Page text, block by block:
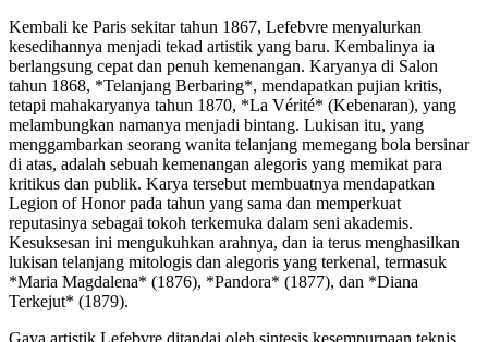
Kembali ke Paris sekitar tahun 1867, Lefebvre menyalurkan
kesedihannya menjadi tekad artistik yang baru. Kembalinya ia
berlangsung cepat dan penuh kemenangan. Karyanya di Salon
tahun 1868, *Telanjang Berbaring*, mendapatkan pujian kritis,
tetapi mahakaryanya tahun 1870, *La Vérité* (Kebenaran), yang
melambungkan namanya menjadi bintang. Lukisan itu, yang
menggambarkan seorang wanita telanjang memegang bola bersinar
di atas, adalah sebuah kemenangan alegoris yang memikat para
kritikus dan publik. Karya tersebut membuatnya mendapatkan
Legion of Honor pada tahun yang sama dan memperkuat
reputasinya sebagai tokoh terkemuka dalam seni akademis.
Kesuksesan ini mengukuhkan arahnya, dan ia terus menghasilkan
lukisan telanjang mitologis dan alegoris yang terkenal, termasuk
*Maria Magdalena* (1876), *Pandora* (1877), dan *Diana
Terkejut* (1879).
Gaya artistik Lefebvre ditandai oleh sintesis kesempurnaan teknis